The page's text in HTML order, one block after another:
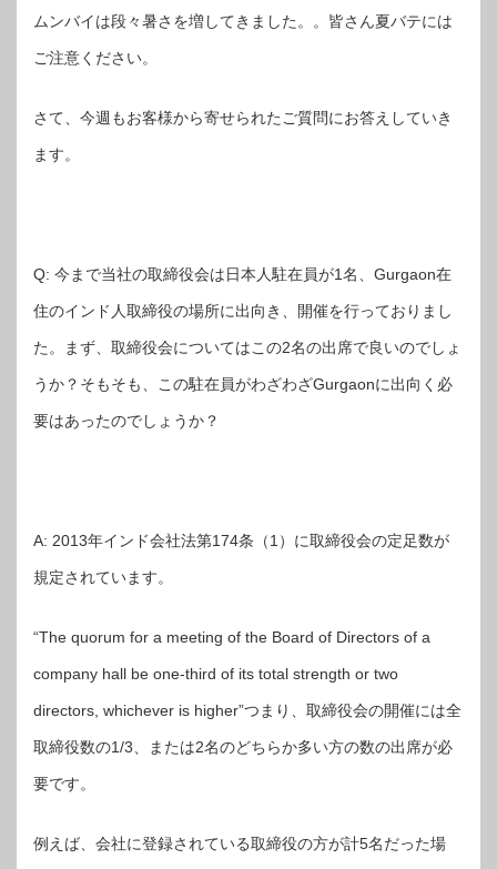
ムンバイは段々暑さを増してきました。。皆さん夏バテには
ご注意ください。
さて、今週もお客様から寄せられたご質問にお答えしていき
ます。
Q: 今まで当社の取締役会は日本人駐在員が1名、Gurgaon在
住のインド人取締役の場所に出向き、開催を行っておりまし
た。まず、取締役会についてはこの2名の出席で良いのでしょ
うか？そもそも、この駐在員がわざわざGurgaonに出向く必
要はあったのでしょうか？
A: 2013年インド会社法第174条（1）に取締役会の定足数が
規定されています。
“The quorum for a meeting of the Board of Directors of a
company hall be one-third of its total strength or two
directors, whichever is higher”つまり、取締役会の開催には全
取締役数の1/3、または2名のどちらか多い方の数の出席が必
要です。
例えば、会社に登録されている取締役の方が計5名だった場